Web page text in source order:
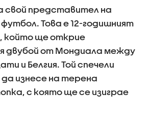
свой представител на
Това е 12-годишният
който ще открие
двубой от Мондиала между
и Белгия. Той спечели
изнесе на терена
с която ще се изиграе